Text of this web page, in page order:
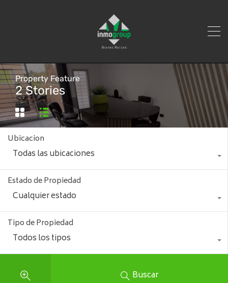
Property Feature
2 Stories
Ubicacion
Todas las ubicaciones
Estado de Propiedad
Cualquier estado
Tipo de Propiedad
Todos los tipos
Buscar